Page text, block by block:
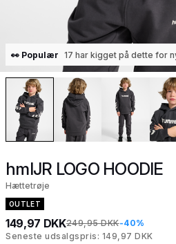
👀 Populær 17 har kigget på dette for
hmlJR LOGO HOODIE
Hættetrøje
OUTLET
149,97 DKK249,95 DKK-40%
Seneste udsalgspris: 149,97 DKK